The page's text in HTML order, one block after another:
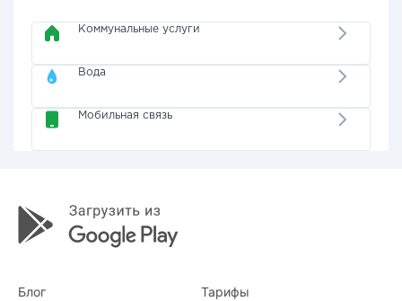
Коммунальные услуги
Вода
Мобильная связь
Блог Тарифы